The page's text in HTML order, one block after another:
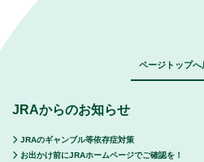
ページトップへ
JRAからのお知らせ
JRAのギャンブル等依存症対策
お出かけ前にJRAホームページでご確認を！